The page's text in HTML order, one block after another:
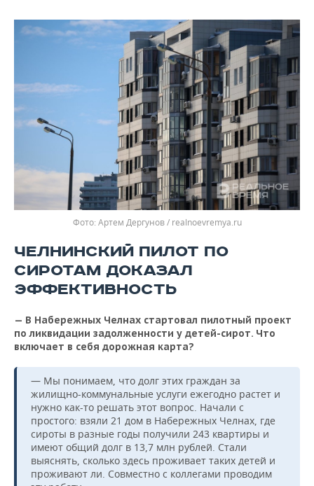
Артем Дергунов / realnoevremya.ru
ЧЕЛНИНСКИЙ ПИЛОТ ПО
СИРОТАМ ДОКАЗАЛ
ЭФФЕКТИВНОСТЬ
— В Набережных Челнах стартовал пилотный проект
по ликвидации задолженности у детей-сирот. Что
включает в себя дорожная карта?
— Мы понимаем, что долг этих граждан за
жилищно-коммунальные услуги ежегодно растет и
нужно как-то решать этот вопрос. Начали с
простого: взяли 21 дом в Набережных Челнах, где
сироты в разные годы получили 243 квартиры и
имеют общий долг в 13,7 млн рублей. Стали
выяснять, сколько здесь проживает таких детей и
проживают ли. Совместно с коллегами проводим